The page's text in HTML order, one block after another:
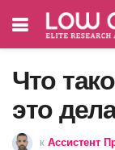
Что
это
к Ассистент